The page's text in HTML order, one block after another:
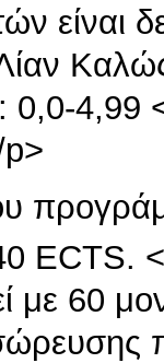
είναι
0,0-4,99
με 60